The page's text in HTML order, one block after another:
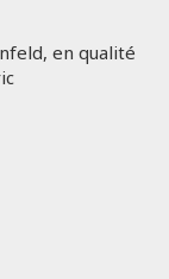
en qualité